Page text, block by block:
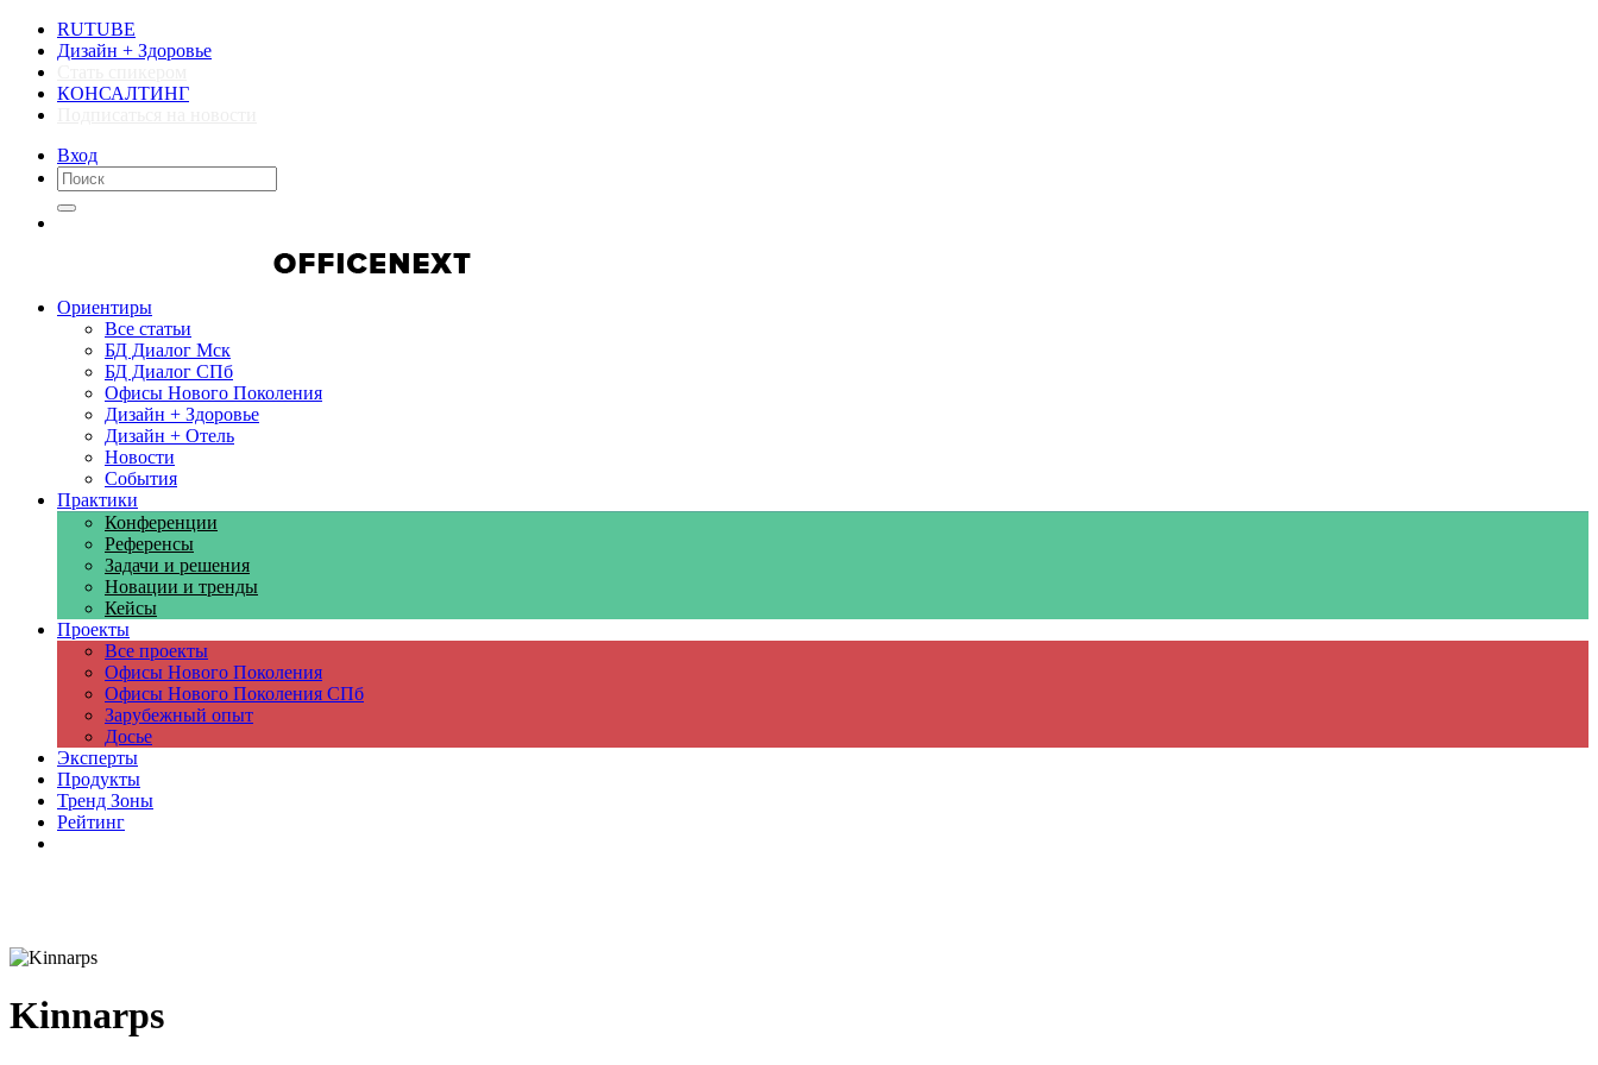
RUTUBE
Дизайн + Здоровье
КОНСАЛТИНГ
Вход
Ориентиры
Все статьи
БД Диалог Мск
БД Диалог СПб
Офисы Нового Поколения
Дизайн + Здоровье
Дизайн + Отель
Новости
События
Практики
Конференции
Референсы
Задачи и решения
Новации и тренды
Кейсы
Проекты
Все проекты
Офисы Нового Поколения
Офисы Нового Поколения СПб
Зарубежный опыт
Досье
Эксперты
Продукты
Тренд Зоны
Рейтинг
Kinnarps